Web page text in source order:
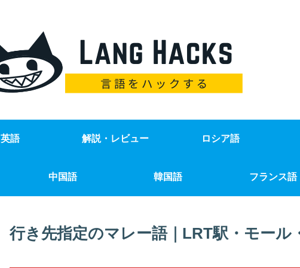
英語 解説・レビュー ロシア語
中国語 韓国語 フランス語
行き先指定のマレー語｜LRT駅・モール